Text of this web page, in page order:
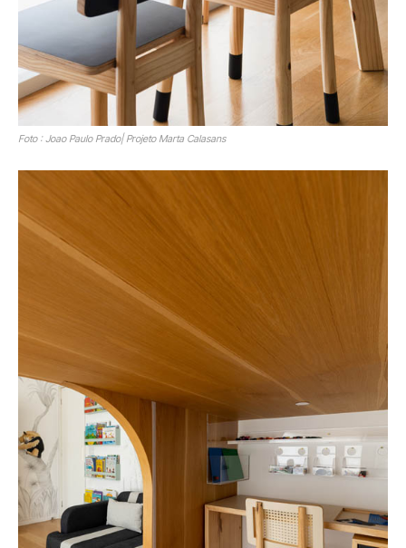
Foto : Joao Paulo Prado| Projeto Marta Calasans